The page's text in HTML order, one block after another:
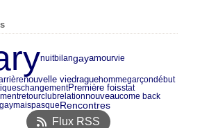
nuitbilangayamourvie
nouvelle viedraguehommegarçondébut
changementPremière foisstat
retourclubrelationnouveaucome back
gaymaispasqueRencontres
Flux RSS